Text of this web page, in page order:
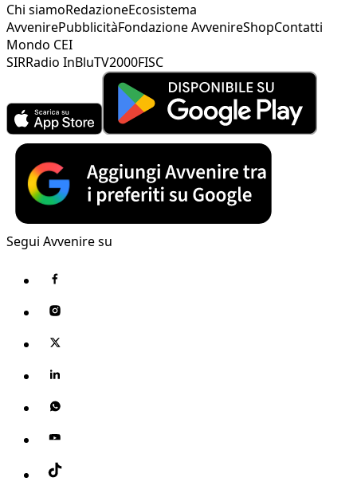
Chi siamoRedazioneEcosistema
AvvenirePubblicitàFondazione AvvenireShopContatti
Mondo CEI
SIRRadio InBluTV2000FISC
Segui Avvenire su